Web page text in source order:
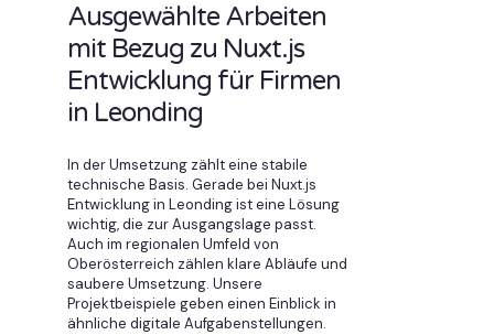
Ausgewählte Arbeiten
mit Bezug zu Nuxt.js
Entwicklung für Firmen
in Leonding
In der Umsetzung zählt eine stabile
technische Basis. Gerade bei Nuxt.js
Entwicklung in Leonding ist eine Lösung
wichtig, die zur Ausgangslage passt.
Auch im regionalen Umfeld von
Oberösterreich zählen klare Abläufe und
saubere Umsetzung. Unsere
Projektbeispiele geben einen Einblick in
ähnliche digitale Aufgabenstellungen.